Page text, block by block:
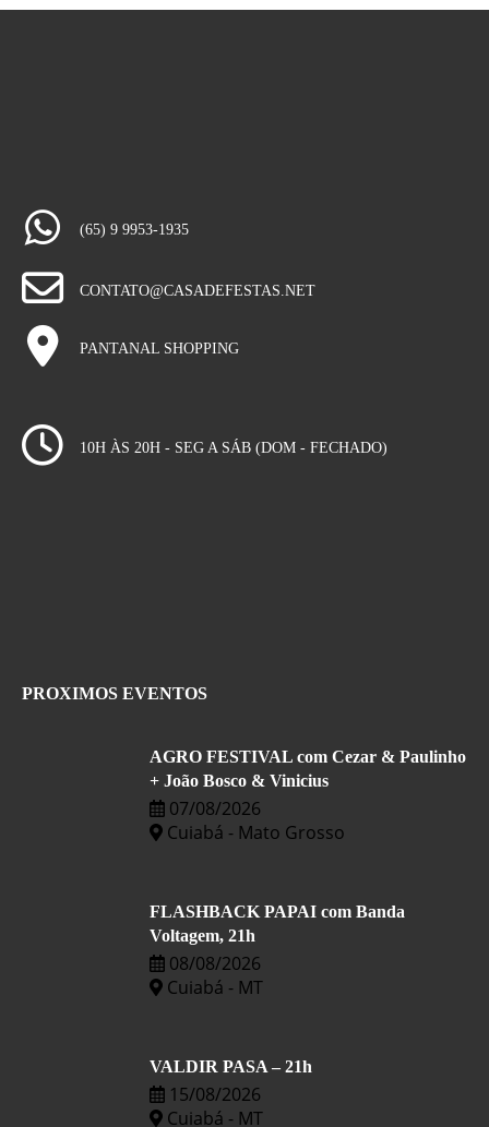
(65) 9 9953-1935
CONTATO@CASADEFESTAS.NET
PANTANAL SHOPPING
10H ÀS 20H - SEG A SÁB (DOM - FECHADO)
PROXIMOS EVENTOS
AGRO FESTIVAL com Cezar & Paulinho
+ João Bosco & Vinicius
07/08/2026
Cuiabá - Mato Grosso
FLASHBACK PAPAI com Banda
Voltagem, 21h
08/08/2026
Cuiabá - MT
VALDIR PASA – 21h
15/08/2026
Cuiabá - MT